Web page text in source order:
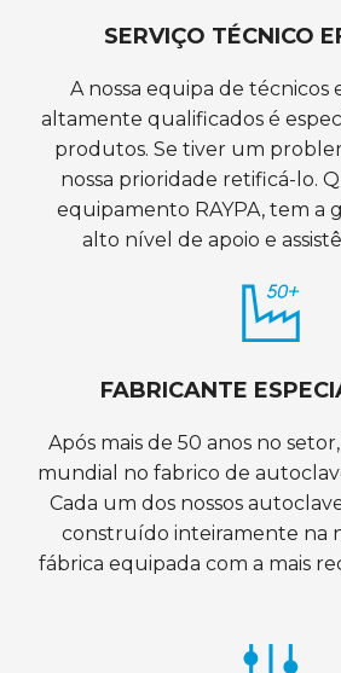
SERVIÇO TÉCNICO
A nossa equipa de técnicos
altamente qualificados é
produtos. Se tiver um
nossa prioridade retificá-lo.
equipamento RAYPA, tem a
alto nível de apoio e
FABRICANTE
Após mais de 50 anos no
mundial no fabrico de
Cada um dos nossos
construído inteiramente na
fábrica equipada com a mais